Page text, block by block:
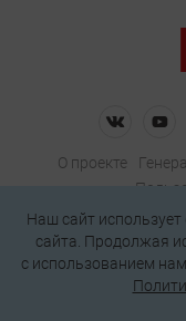
О проекте
Наш сайт
сайта. Продолжая
c использованием